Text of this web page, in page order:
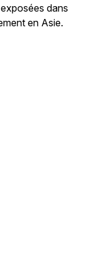
dans
en Asie.